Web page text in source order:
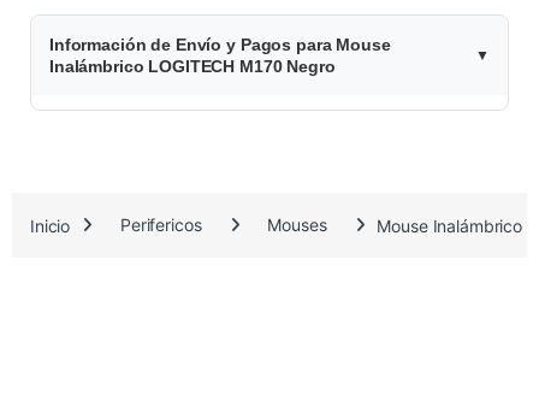
$
1
3
6
Información de Envío y Pagos para Mouse
Inalámbrico LOGITECH M170 Negro
Inicio Perifericos Mouses Mouse Inalámbrico